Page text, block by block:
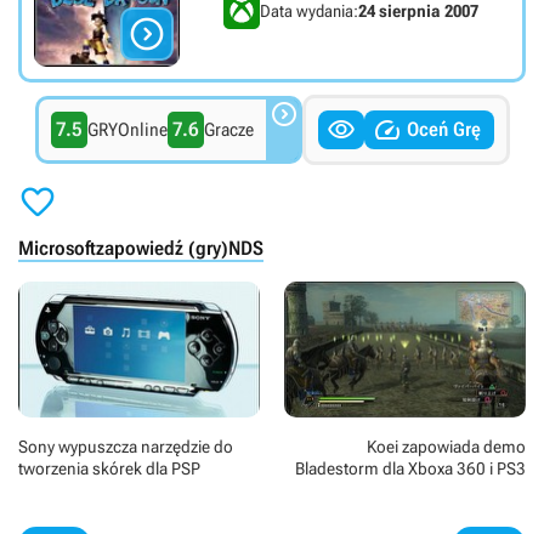
 Data wydania:24 sierpnia 2007
7.5 GRYOnline 7.6 Gracze    Oceń Grę

Microsoftzapowiedź (gry)NDS
Sony wypuszcza narzędzie do
tworzenia skórek dla PSP
Koei zapowiada demo
Bladestorm dla Xboxa 360 i PS3